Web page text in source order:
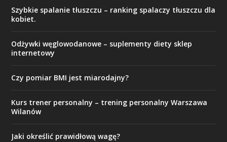
Szybkie spalanie tłuszczu – ranking spalaczy tłuszczu dla
kobiet.
Odżywki węglowodanowe – suplementy diety sklep
internetowy
Czy pomiar BMI jest miarodajny?
Kurs trener personalny – trening personalny Warszawa
Wilanów
Jaki określić prawidłową wagę?